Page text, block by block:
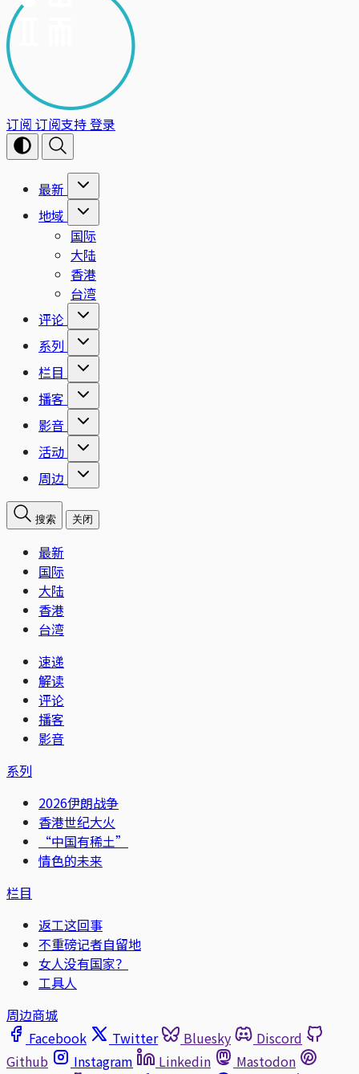
订阅 订阅支持登录
最新
地域
国际
大陆
香港
台湾
评论
系列
栏目
播客
影音
活动
周边
搜索 关闭
最新
国际
大陆
香港
台湾
速递
解读
评论
播客
影音
系列
2026伊朗战争
香港世纪大火
“中国有稀土”
情色的未来
栏目
返工这回事
不重磅记者自留地
女人没有国家？
工具人
周边商城
Facebook
Twitter Bluesky
Discord
Github
Instagram Linkedin
Mastodon